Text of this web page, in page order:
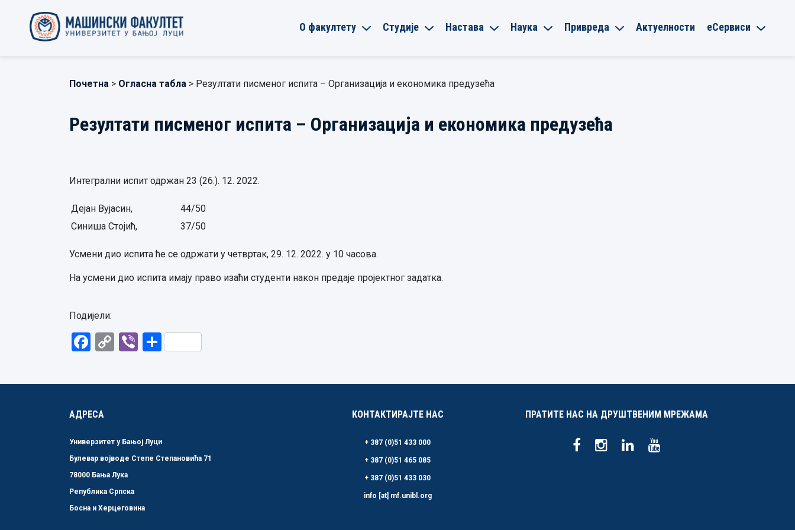
О факултету Студије Настава Наука Привреда Актуелности еСервиси
Почетна > Огласна табла > Резултати писменог испита – Организација и економика предузећа
Резултати писменог испита – Организација и економика предузећа
Интегрални испит одржан 23 (26.). 12. 2022.
Дејан Вујасин,
44/50
Синиша Стојић,
37/50
Усмени дио испита ће се одржати у четвртак, 29. 12. 2022. у 10 часова.
На усмени дио испита имају право изаћи студенти након предаје пројектног задатка.
Подијели:
Facebook
CopyViberShare
АДРЕСА
Универзитет у Бањој Луци
Булевар војводе Степе Степановића 71
78000 Бања Лука
Република Српска
Босна и Херцеговина
КОНТАКТИРАЈТЕ НАС
+ 387 (0)51 433 000
+ 387 (0)51 465 085
+ 387 (0)51 433 030
info [at] mf.unibl.org
ПРАТИТЕ НАС НА ДРУШТВЕНИМ МРЕЖАМА